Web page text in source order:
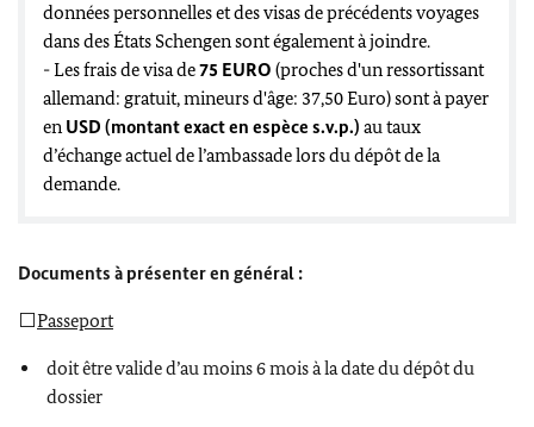
données personnelles et des visas de précédents voyages
dans des États Schengen sont également à joindre.
- Les frais de visa de75 EURO (proches d'un ressortissant
allemand: gratuit, mineurs d'âge: 37,50 Euro) sont à payer
en USD (montant exact en espèce s.v.p.) au taux
d’échange actuel de l’ambassade lors du dépôt de la
demande.
Documents à présenter en général :
⬜Passeport
doit être valide d’au moins 6 mois à la date du dépôt du
dossier